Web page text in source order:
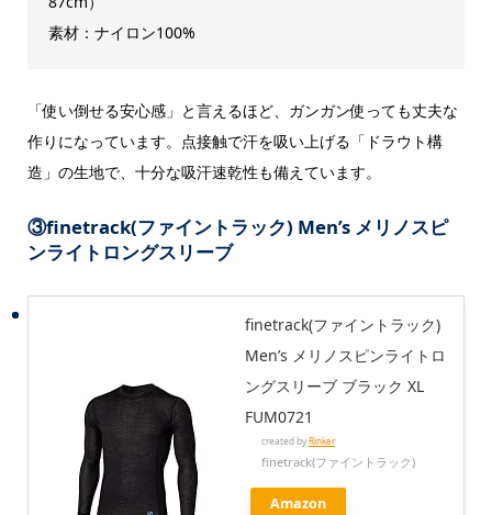
素材：ナイロン100%
「使い倒せる安心感」と言えるほど、ガンガン使っても丈夫な
作りになっています。点接触で汗を吸い上げる「ドラウト構
造」の生地で、十分な吸汗速乾性も備えています。
③finetrack(ファイントラック) Men’s メリノスピ
ンライトロングスリーブ
finetrack(ファイントラック)
Men’s メリノスピンライトロ
ングスリーブ ブラック XL
FUM0721
created byRinker
finetrack(ファイントラック)
Amazon